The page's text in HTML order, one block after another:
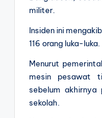
militer.
Insiden ini
116 orang luka-luka.
Menurut
mesin pesawat
sebelum akhirnya
sekolah.